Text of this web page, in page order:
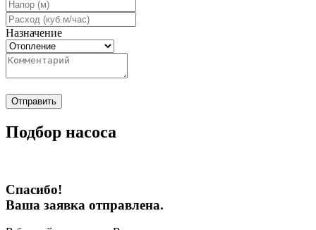
Назначение
Отправить
Подбор насоса
Спасибо!
Ваша заявка отправлена.